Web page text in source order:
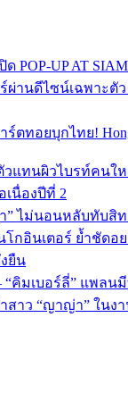
ด POP-UP AT
านดีไซน์เฉพาะตั
ตทอยบุกไทย!
วแทนผิวไบรท์คนใ
นื่องปีที่ 2
” ไม่นอนหลับทับสิท
โกอินเตอร์ ย้ำชัดอ
ยืน
“คิมเบอร์ลี่” แพลน
สาว “ญาญ่า” ในง